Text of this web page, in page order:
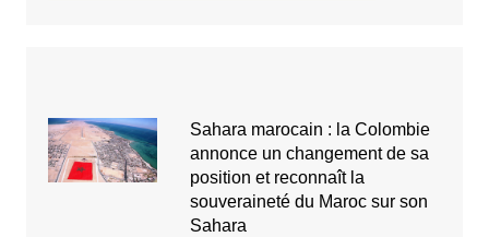
Sahara marocain : la Colombie
annonce un changement de sa
position et reconnaît la
souveraineté du Maroc sur son
Sahara